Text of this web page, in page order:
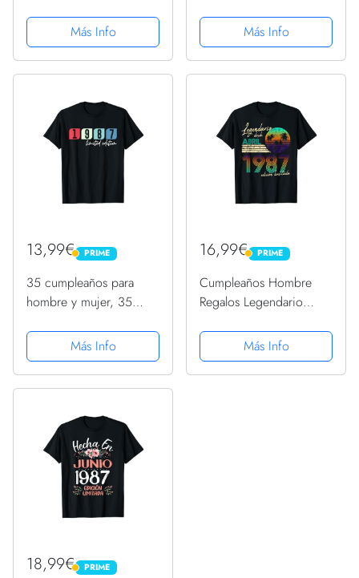
35 CamisetaMás Info
Regalo. Camiseta
Más Info
13,99€ PRIME
PRIME
35 cumpleaños para
hombre y mujer, 35
regalo Camiseta
Más Info
16,99€ PRIME
PRIME
Cumpleaños Hombre
Regalos Legendario
CamisetaMás Info
18,99€ PRIME
PRIME